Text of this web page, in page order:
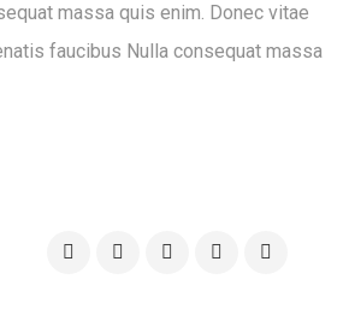
massa quis enim. Donec vitae
faucibus Nulla consequat massa